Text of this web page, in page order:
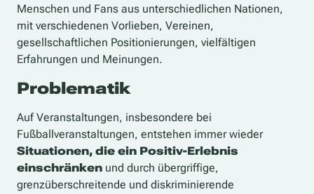
Menschen und Fans aus unterschiedlichen Nationen,
mit verschiedenen Vorlieben, Vereinen,
gesellschaftlichen Positionierungen, vielfältigen
Erfahrungen und Meinungen.
Problematik
Auf Veranstaltungen, insbesondere bei
Fußballveranstaltungen, entstehen immer wieder
Situationen, die ein Positiv-Erlebnis
einschränken und durch übergriffige,
grenzüberschreitende und diskriminierende